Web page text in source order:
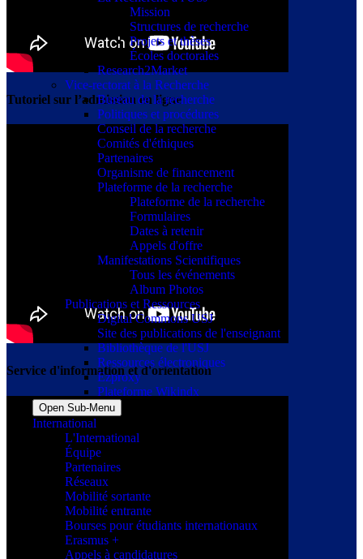
Mission
Structures de recherche
Projets et thèses
Écoles doctorales
Research2Market
Vice-rectorat à la Recherche
Bureau de la recherche
Politiques et procédures
Conseil de la recherche
Comités d'éthiques
Partenaires
Organisme de financement
Plateforme de la recherche
Plateforme de la recherche
Formulaires
Dates à retenir
Appels d'offre
Manifestations Scientifiques
Tous les événements
Album Photos
Publications et Ressources
Digital Commons USJ
Site des publications de l'enseignant
Bibliothèque de l'USJ
Ressources électroniques
Ezproxy
Plateforme Wikindx
Open Sub-Menu
International
L'International
Équipe
Partenaires
Réseaux
Mobilité sortante
Mobilité entrante
Bourses pour étudiants internationaux
Erasmus +
Appels à candidatures
Tutoriel sur l’admission en ligne
Service d'information et d'orientation